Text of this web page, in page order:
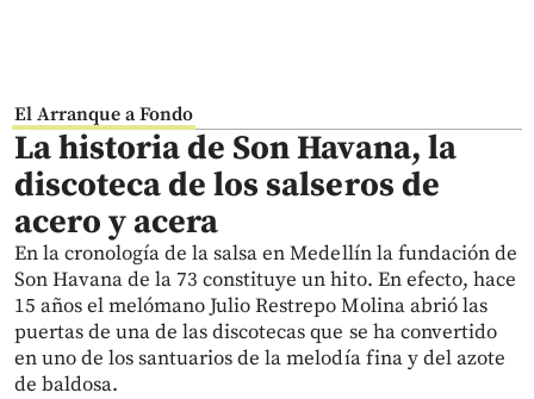
El Arranque a Fondo
La historia de Son Havana, la
discoteca de los salseros de
acero y acera
En la cronología de la salsa en Medellín la fundación de
Son Havana de la 73 constituye un hito. En efecto, hace
15 años el melómano Julio Restrepo Molina abrió las
puertas de una de las discotecas que se ha convertido
en uno de los santuarios de la melodía fina y del azote
de baldosa.